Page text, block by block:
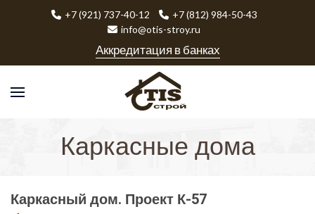
+7 (921) 737-40-12
+7 (812) 984-50-43
info@otis-stroy.ru
Аккредитация в банках
Каркасные дома
Каркасный дом. Проект К-57